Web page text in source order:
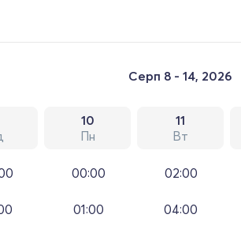
Серп 8 - 14, 2026
10
Пн
11
Вт
00:00
01:00
02:00
04:00